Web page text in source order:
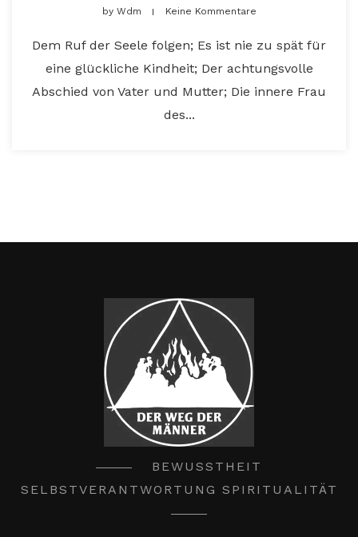
byWdm Keine Kommentare
Dem Ruf der Seele folgen; Es ist nie zu spät für
eine glückliche Kindheit; Der achtungsvolle
Abschied von Vater und Mutter; Die innere Frau
des...
BEWUSSTHEIT
SELBSTVERANTWORTUNG SPIRITUALITÄT